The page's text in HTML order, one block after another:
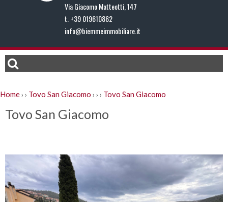
Via Giacomo Matteotti, 147
t. +39 019610862
info@biemmeimmobiliare.it
Home› › Tovo San Giacomo › › › Tovo San Giacomo
Tovo San Giacomo